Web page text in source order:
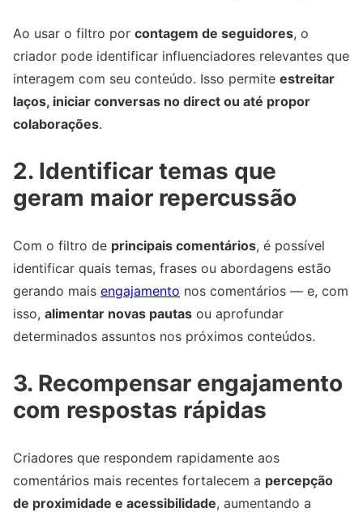
Ao usar o filtro por contagem de seguidores, o
criador pode identificar influenciadores relevantes que
interagem com seu conteúdo. Isso permite estreitar
laços, iniciar conversas no direct ou até propor
colaborações.
2. Identificar temas que
geram maior repercussão
Com o filtro de principais comentários, é possível
identificar quais temas, frases ou abordagens estão
gerando mais engajamento nos comentários — e, com
isso, alimentar novas pautas ou aprofundar
determinados assuntos nos próximos conteúdos.
3. Recompensar engajamento
com respostas rápidas
Criadores que respondem rapidamente aos
comentários mais recentes fortalecem a percepção
de proximidade e acessibilidade, aumentando a